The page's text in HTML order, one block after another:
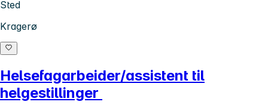
Sted
Kragerø
Helsefagarbeider/assistent til
helgestillinger